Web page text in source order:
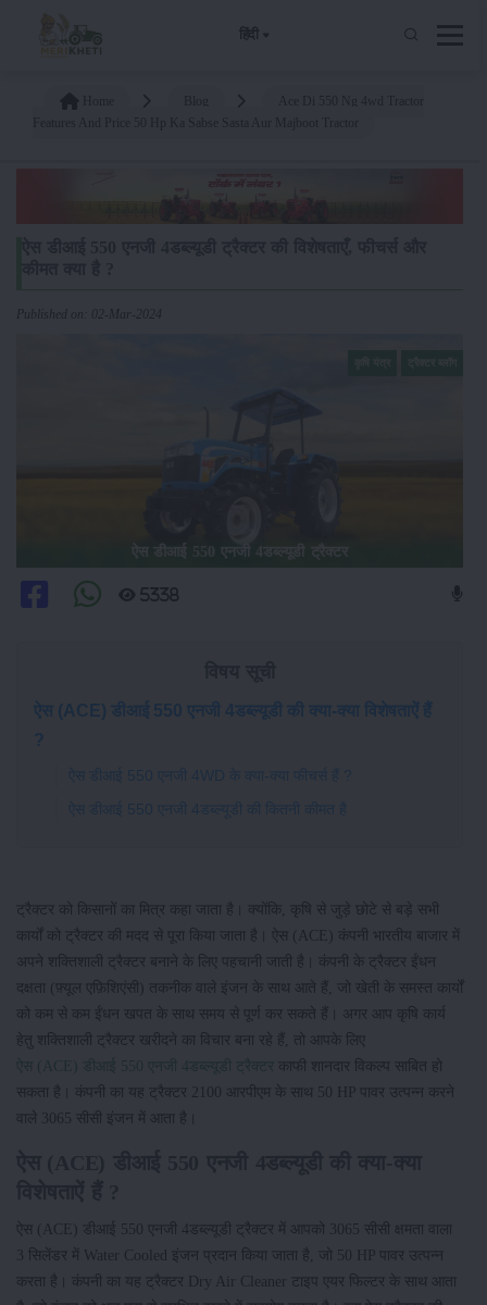
हिंदी
Published on: 02-Mar-2024
ऐस डीआई 550 एनजी 4डब्ल्यूडी ट्रैक्टर
5338
ऐस (ACE) डीआई 550 एनजी 4डब्ल्यूडी की क्या-क्या विशेषताऐं हैं
?
ऐस डीआई 550 एनजी 4WD के क्या-क्या फीचर्स हैं ?
ऐस डीआई 550 एनजी 4डब्ल्यूडी की कितनी कीमत है
ट्रैक्टर को किसानों का मित्र कहा जाता है। क्योंकि, कृषि से जुड़े छोटे से बड़े सभी
कार्यों को ट्रैक्टर की मदद से पूरा किया जाता है। ऐस (ACE) कंपनी भारतीय बाजार में
अपने शक्तिशाली ट्रैक्टर बनाने के लिए पहचानी जाती है। कंपनी के ट्रैक्टर ईंधन
दक्षता (फ़्यूल एफ़िशिएंसी) तकनीक वाले इंजन के साथ आते हैं, जो खेती के समस्त कार्यों
को कम से कम ईंधन खपत के साथ समय से पूर्ण कर सकते हैं। अगर आप कृषि कार्य
हेतु शक्तिशाली ट्रैक्टर खरीदने का विचार बना रहे हैं, तो आपके लिए
ऐस (ACE) डीआई 550 एनजी 4डब्ल्यूडी ट्रैक्टर काफी शानदार विकल्प साबित हो
सकता है। कंपनी का यह ट्रैक्टर 2100 आरपीएम के साथ 50 HP पावर उत्पन्न करने
वाले 3065 सीसी इंजन में आता है।
ऐस (ACE) डीआई 550 एनजी 4डब्ल्यूडी ट्रैक्टर में आपको 3065 सीसी क्षमता वाला
3 सिलेंडर में Water Cooled इंजन प्रदान किया जाता है, जो 50 HP पावर उत्पन्न
करता है। कंपनी का यह ट्रैक्टर Dry Air Cleaner टाइप एयर फिल्टर के साथ आता